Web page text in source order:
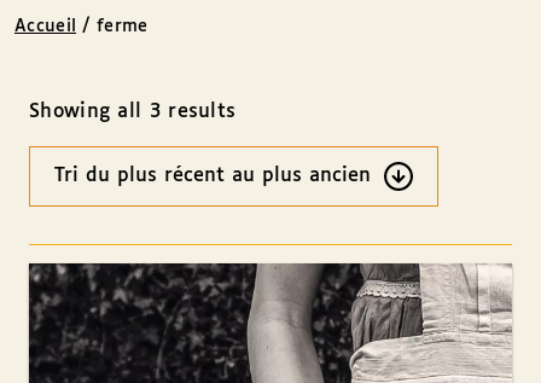
Accueil /ferme
Showing all 3 results
Ordre